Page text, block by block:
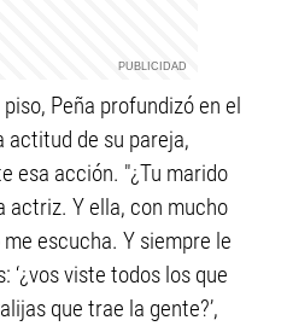
Peña profundizó en el
actitud de su pareja,
esa acción. "¿Tu marido
actriz. Y ella, con mucho
escucha. Y siempre le
‘¿vos viste todos los que
que trae la gente?’,